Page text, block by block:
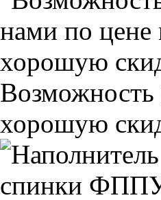
Возможность
хорошую